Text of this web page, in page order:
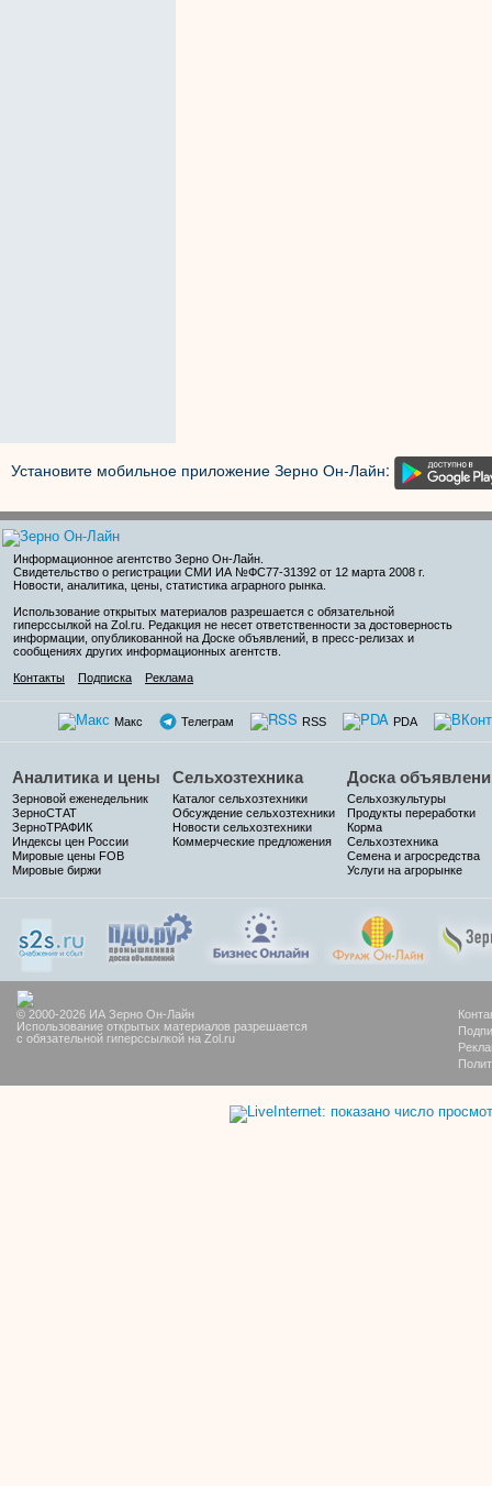
Установите мобильное приложение Зерно Он-Лайн:
Информационное агентство Зерно Он-Лайн
Свидетельство о регистрации СМИ ИА №ФС77-31392 от 12 марта 2008 г.
Новости, аналитика, цены, статистика аграрного рынка.
Использование открытых материалов разрешается с обязательной
гиперссылкой на Zol.ru. Редакция не несет ответственности за достоверность
информации, опубликованной на Доске объявлений, в пресс-релизах и
сообщениях других информационных агентств.
Контакты
Подписка Реклама
Макс Телеграм RSS PDA
Аналитика и цены
Зерновой еженедельник
ЗерноСТАТ
ЗерноТРАФИК
Индексы цен России
Мировые цены FOB
Мировые биржи
Сельхозтехника
Каталог сельхозтехники
Обсуждение сельхозтехники
Новости сельхозтехники
Коммерческие предложения
Доска
Сельхозкультуры
Продукты переработки
Корма
Сельхозтехника
Семена и агросредства
Услуги на агрорынке
© 2000-2026 ИА Зерно Он-Лайн
Использование открытых материалов разрешается
с обязательной гиперссылкой на Zol.ru